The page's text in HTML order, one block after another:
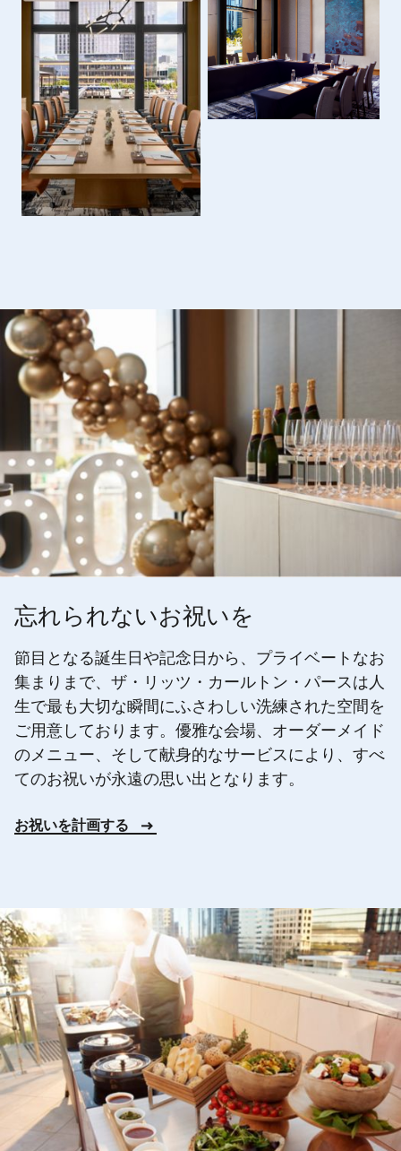
忘れられないお祝いを
節目となる誕生日や記念日から、プライベートなお
集まりまで、ザ・リッツ・カールトン・パースは人
生で最も大切な瞬間にふさわしい洗練された空間を
ご用意しております。優雅な会場、オーダーメイド
のメニュー、そして献身的なサービスにより、すべ
てのお祝いが永遠の思い出となります。
お祝いを計画する